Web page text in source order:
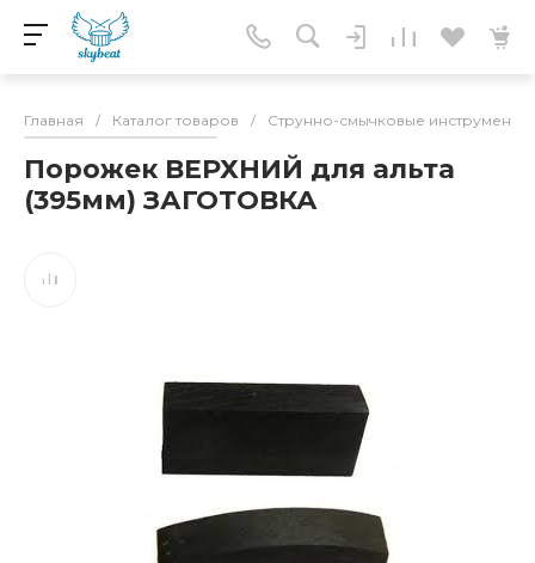
Главная / Каталог товаров / Струнно-смычковые инструменты
Порожек ВЕРХНИЙ для альта
(395мм) ЗАГОТОВКА